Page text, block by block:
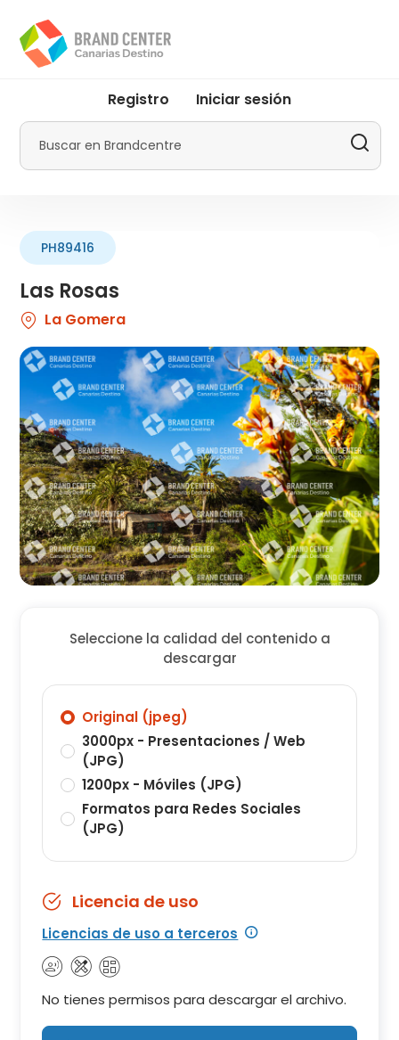
contenido
principal
menu
Promotur
Registro Iniciar sesión
Buscar
Las Rosas
PH89416
La Gomera
Seleccione la calidad del contenido a
descargar
Original (jpeg)
3000px - Presentaciones / Web
(JPG)
1200px - Móviles (JPG)
Formatos para Redes Sociales
(JPG)
Licencia de uso
Licencias de uso a terceros
No tienes permisos para descargar el archivo.